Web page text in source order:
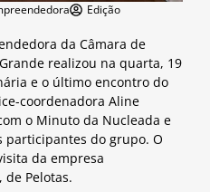
Edição
da Câmara de
realizou na quarta, 19
e o último encontro do
coordenadora Aline
o Minuto da Nucleada e
participantes do grupo. O
da empresa
de Pelotas.